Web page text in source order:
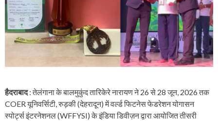
हैदराबाद: तेलंगाना के बालमुकुंद तारिकेरे नारायण ने 26 से 28 जून, 2026 तक
COER यूनिवर्सिटी, रुड़की (देहरादून) में वर्ल्ड फिटनेस फेडरेशन योगासन
स्पोर्ट्स इंटरनेशनल (WFFYSI) के इंडिया डिवीज़न द्वारा आयोजित तीसरी